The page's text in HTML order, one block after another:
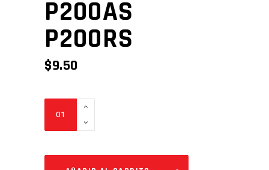
P200AS
P200RS
$9.50
TEMPLADOR
P180UG